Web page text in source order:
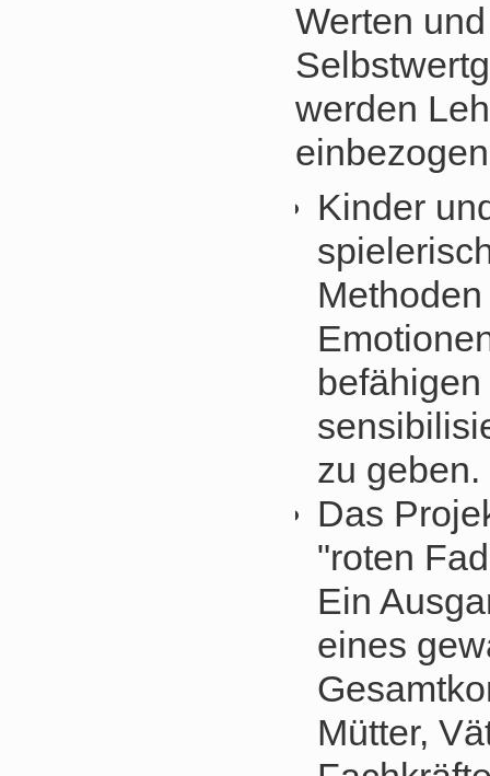
Werten
werden
Kinder
zu geben.
Das
"roten
Ein
eines
Mütter,